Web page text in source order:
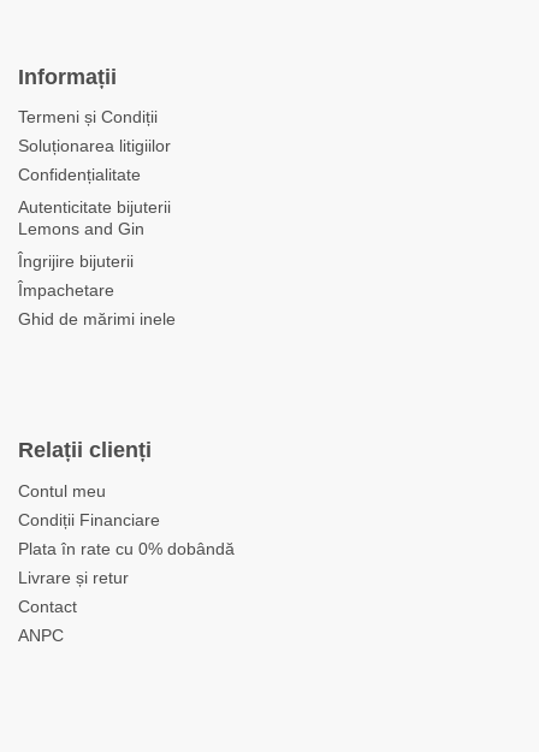
Informații
Termeni și Condiții
Soluționarea litigiilor
Confidențialitate
Autenticitate bijuterii
Lemons and Gin
Îngrijire bijuterii
Împachetare
Ghid de mărimi inele
Relații clienți
Contul meu
Condiții Financiare
Plata în rate cu 0% dobândă
Livrare și retur
Contact
ANPC